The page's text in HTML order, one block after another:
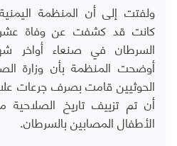
ولفتت إلى أن المنظمة اليمنية
كانت قد كشفت عن وفاة
أوضحت المنظمة بأن وزارة
الحوثيين قامت بصرف جرعات
أن تم تزييف تاريخ
الأطفال المصابين بالسرطان.